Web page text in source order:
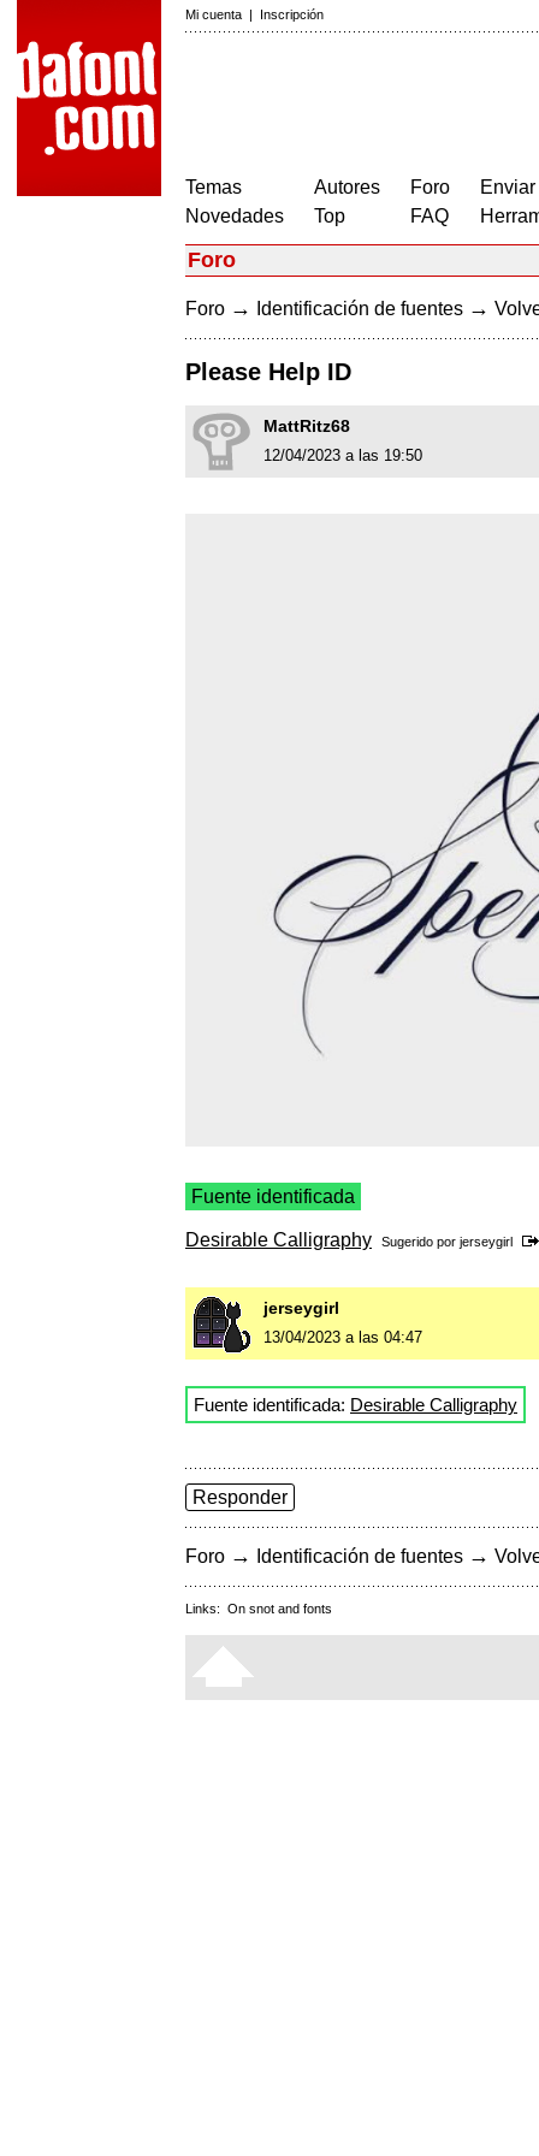
Mi cuenta | Inscripción
Temas
Novedades
Autores
Top
Foro
FAQ
Foro
Foro → Identificación de fuentes →
Please Help ID
MattRitz68
12/04/2023 a las 19:50
Fuente identificada
Desirable Calligraphy Sugerido por jerseygirl
jerseygirl
13/04/2023 a las 04:47
Fuente identificada: Desirable Calligraphy
Responder
Foro → Identificación de fuentes →
Links: On snot and fonts